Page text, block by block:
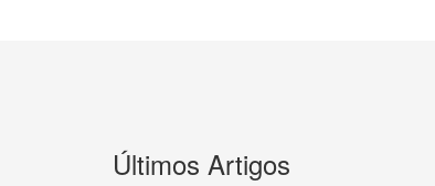
Últimos Artigos